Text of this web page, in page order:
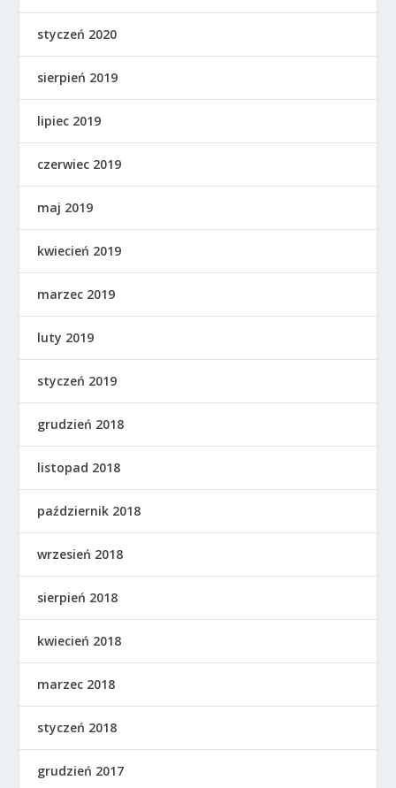
styczeń 2020
sierpień 2019
lipiec 2019
czerwiec 2019
maj 2019
kwiecień 2019
marzec 2019
luty 2019
styczeń 2019
grudzień 2018
listopad 2018
październik 2018
wrzesień 2018
sierpień 2018
kwiecień 2018
marzec 2018
styczeń 2018
grudzień 2017